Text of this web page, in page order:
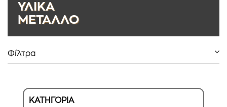
Κατηγορίες
ΥΛΙΚΑ
ΜΕΤΑΛΛΟ
Φίλτρα
ΚΑΤΗΓΟΡΙΑ